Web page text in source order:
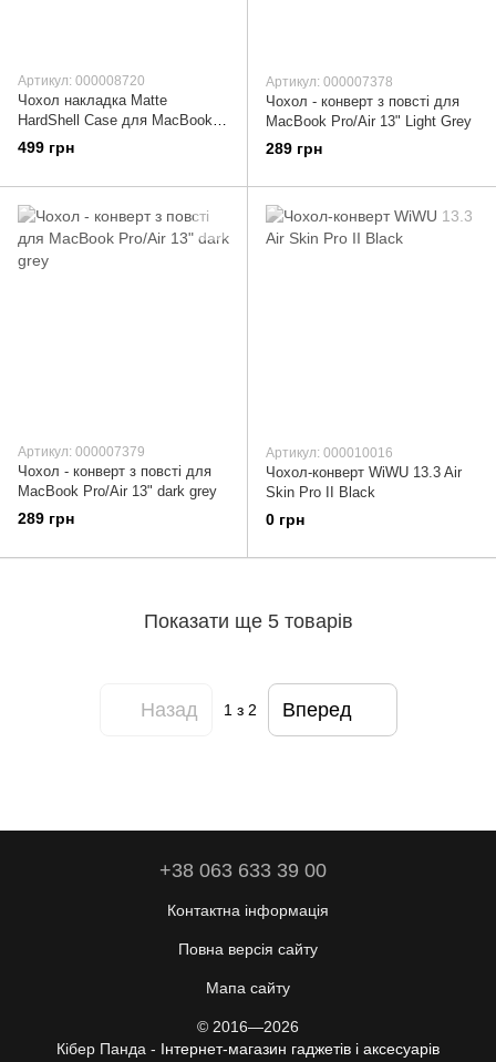
Артикул: 000008720
Чохол накладка Matte
HardShell Case для MacBook
Air 13" (2008-2017) Blue
499 грн
Артикул: 000007378
Чохол - конверт з повсті для
MacBook Pro/Air 13" Light Grey
289 грн
Артикул: 000007379
Чохол - конверт з повсті для
MacBook Pro/Air 13" dark grey
289 грн
Артикул: 000010016
Чохол-конверт WiWU 13.3 Air
Skin Pro II Black
0 грн
Показати ще 5 товарів
Назад 1з 2 Вперед
+38 063 633 39 00
Контактна інформація
Повна версія сайту
Мапа сайту
© 2016—2026
Кібер Панда - Інтернет-магазин гаджетів і аксесуарів